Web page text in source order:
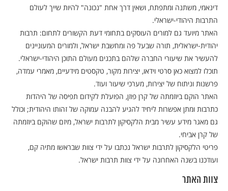
דינאמי, משתנה ומתפתח, ושאין דרך אחת "נכונה" להיות שייך לעולם
התרבות היהודי-ישראלי.
האתר מיועד גם למורים העוסקים בתחומי דעת הקשורים לתחום: תרבות
יהודית-ישראלית, תורה שבעל פה ומחשבת ישראל, ולמורים המעוניינים
להעשיר את שיעורי החברה שלהם בתכנים מעולם התוכן היהודי-ישראלי.
תוכלו למצוא כאן סרטי וידאו, יצירות מקור, טקסטים מידעיים, מאמרי עמדה,
פרשנות וניתוח של יצירות, מערכי שיעור ועוד.
האתר הוקם ביוזמתה של קרן פוזן, הפועלת לקידום תפיסה של היהדות
כתרבות ומתן אפשרות ליחיד להגיע להבנה עמוקה של זהותו היהודית; וכולל
גם מאגר מידע עשיר מבית הלקסיקון לתרבות ישראל, מיזם שהוקם ביוזמתה
של קרן אביחי.
פריטי הלקסיקון לתרבות ישראל נכתבו על ידי צוות שבראשו מתיה קם,
ועודכנו בשנה האחרונה על ידי צוות תרבות ישראל.
צוות האתר